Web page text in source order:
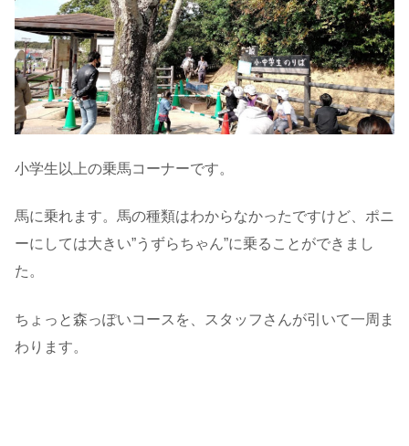
小学生以上の乗馬コーナーです。
馬に乗れます。馬の種類はわからなかったですけど、ポニ
ーにしては大きい”うずらちゃん”に乗ることができまし
た。
ちょっと森っぽいコースを、スタッフさんが引いて一周ま
わります。